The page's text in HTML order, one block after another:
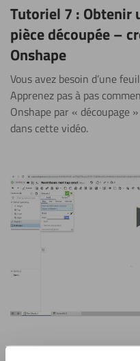
Tutoriel 7 : Obtenir
pièce découpée –
Onshape
Vous avez besoin d’une
Apprenez pas à pas
Onshape par « découpage
dans cette vidéo.